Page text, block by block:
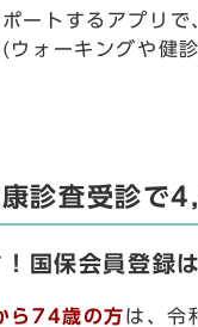
ートするアプリ
ォーキングや健
診査受診で
国保会員登録
ら74歳の方は、令